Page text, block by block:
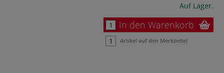
Auf Lager.
In den Warenkorb
Artikel auf den Merkzettel